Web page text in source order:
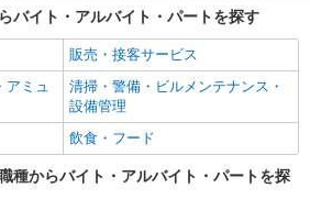
主婦・主夫歓迎
学歴不問
ミドル（40代～）活躍中
シニア（60代～）活躍中
ボーナス・賞与あり
完全週休2日制
バイト・アルバイト・パートを探す
販売・接客サービス
アミュ
清掃・警備・ビルメンテナンス・
設備管理
飲食・フード
種からバイト・アルバイト・パートを探